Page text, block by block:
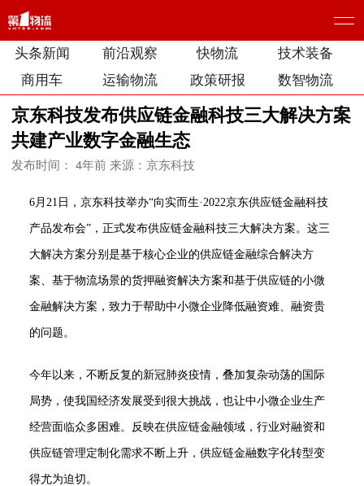
头条新闻 前沿观察 快物流
技术装备
商用车
运输物流 政策研报 数智物流
京东科技发布供应链金融科技三大解决方案
共建产业数字金融生态
发布时间： 4年前来源：京东科技
6月21日，京东科技举办“向实而生·2022京东供应链金融科技
产品发布会”，正式发布供应链金融科技三大解决方案。这三
大解决方案分别是基于核心企业的供应链金融综合解决方
案、基于物流场景的货押融资解决方案和基于供应链的小微
金融解决方案，致力于帮助中小微企业降低融资难、融资贵
的问题。
今年以来，不断反复的新冠肺炎疫情，叠加复杂动荡的国际
局势，使我国经济发展受到很大挑战，也让中小微企业生产
经营面临众多困难。反映在供应链金融领域，行业对融资和
供应链管理定制化需求不断上升，供应链金融数字化转型变
得尤为迫切。